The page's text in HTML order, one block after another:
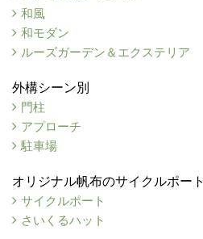
和風
和モダン
ルーズガーデン＆エクステリア
外構シーン別
門柱
アプローチ
駐車場
オリジナル帆布のサイクルポート
サイクルポート
さいくるハット